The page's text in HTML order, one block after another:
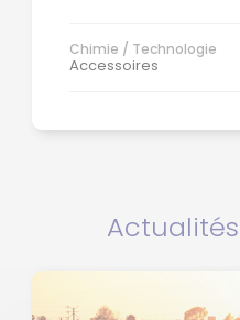
Chimie / Technologie
Accessoires